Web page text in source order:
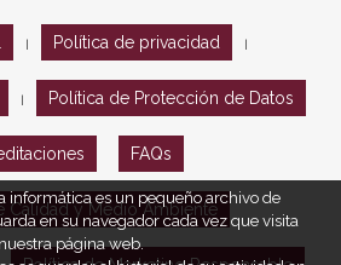
Política de privacidad
Política de Protección de Datos
FAQs
Calidad y Medio Ambiente
informática es un pequeño archivo de
en su navegador cada vez que visita
nuestra página web.